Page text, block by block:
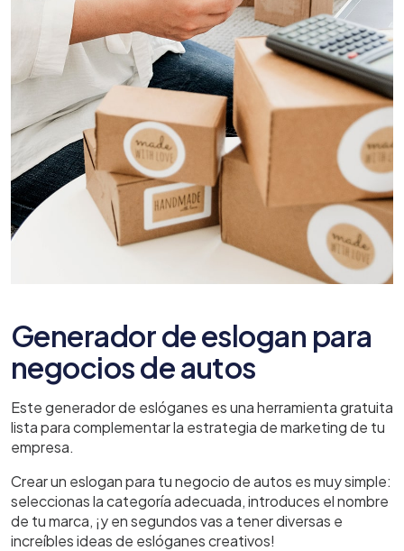
Generador de eslogan para
negocios de autos
Este generador de eslóganes es una herramienta gratuita
lista para complementar la estrategia de marketing de tu
empresa.
Crear un eslogan para tu negocio de autos es muy simple:
seleccionas la categoría adecuada, introduces el nombre
de tu marca, ¡y en segundos vas a tener diversas e
increíbles ideas de eslóganes creativos!